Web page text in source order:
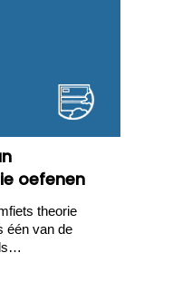
oefenen
theorie
één van de